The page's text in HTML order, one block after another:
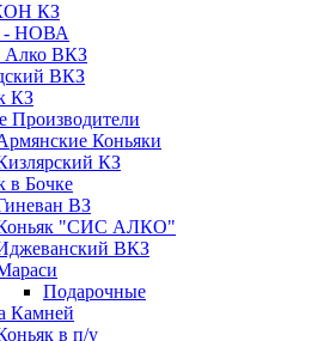
КЗ
НОВА
Алко ВКЗ
ВКЗ
КЗ
Производители
Коньяки
КЗ
в Бочке
ВЗ
"СИС АЛКО"
ВКЗ
Подарочные
Камней
в п/у